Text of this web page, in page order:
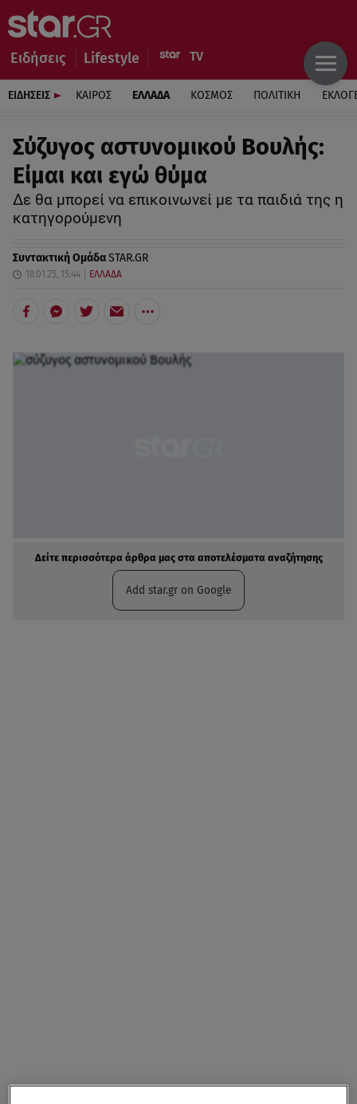
Ειδήσεις Lifestyle
ΕΙΔΗΣΕΙΣ ΚΑΙΡΟΣ ΕΛΛΑΔΑ ΚΟΣΜΟΣ ΠΟΛΙΤΙΚΗ
Σύζυγος αστυνομικού Βουλής:
Είμαι και εγώ θύμα
Δε θα μπορεί να επικοινωνεί με τα παιδιά της η
κατηγορούμενη
Συντακτική ΟμάδαSTAR.GR
18.01.25, 15:44 ΕΛΛΑΔΑ
Δείτε περισσότερα άρθρα μας στα αποτελέσματα αναζήτησης
Add star.gr on Google